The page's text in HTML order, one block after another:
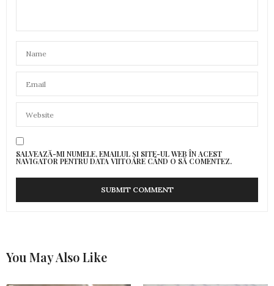
SALVEAZĂ-MI NUMELE, EMAILUL ȘI SITE-UL WEB ÎN ACEST
NAVIGATOR PENTRU DATA VIITOARE CÂND O SĂ COMENTEZ.
You May Also Like